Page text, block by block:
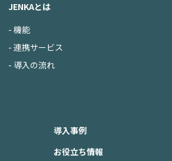
JENKAとは
- 機能
- 連携サービス
- 導入の流れ
導入事例
お役立ち情報